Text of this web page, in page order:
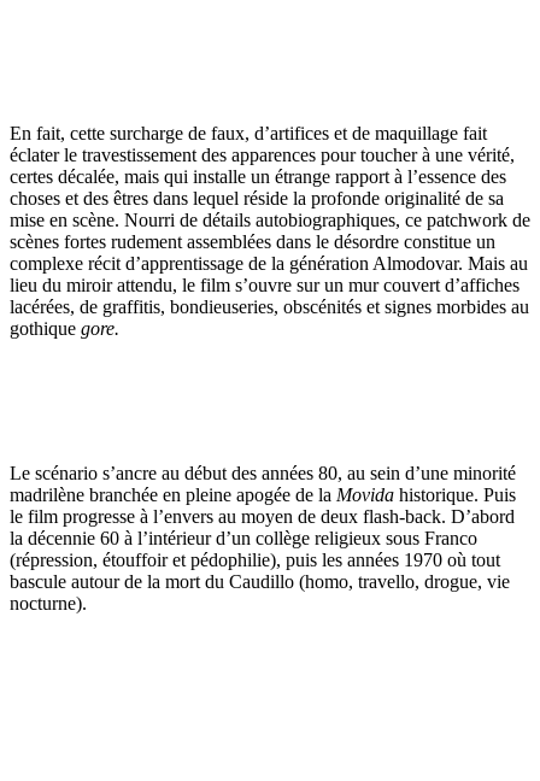
En fait, cette surcharge de faux, d’artifices et de maquillage fait
éclater le travestissement des apparences pour toucher à une vérité,
certes décalée, mais qui installe un étrange rapport à l’essence des
choses et des êtres dans lequel réside la profonde originalité de sa
mise en scène. Nourri de détails autobiographiques, ce patchwork de
scènes fortes rudement assemblées dans le désordre constitue un
complexe récit d’apprentissage de la génération Almodovar. Mais au
lieu du miroir attendu, le film s’ouvre sur un mur couvert d’affiches
lacérées, de graffitis, bondieuseries, obscénités et signes morbides au
gothique gore.
Le scénario s’ancre au début des années 80, au sein d’une minorité
madrilène branchée en pleine apogée de la Movida historique. Puis
le film progresse à l’envers au moyen de deux flash-back. D’abord
la décennie 60 à l’intérieur d’un collège religieux sous Franco
(répression, étouffoir et pédophilie), puis les années 1970 où tout
bascule autour de la mort du Caudillo (homo, travello, drogue, vie
nocturne).